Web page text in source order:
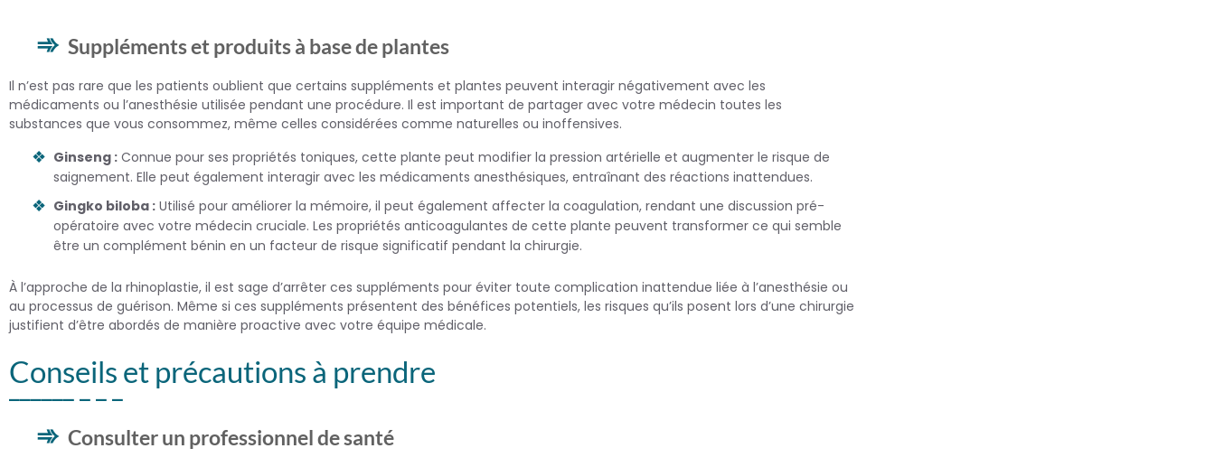
Suppléments et produits à base de plantes
Il n’est pas rare que les patients oublient que certains suppléments et plantes peuvent interagir négativement avec les
médicaments ou l’anesthésie utilisée pendant une procédure. Il est important de partager avec votre médecin toutes les
substances que vous consommez, même celles considérées comme naturelles ou inoffensives.
Ginseng : Connue pour ses propriétés toniques, cette plante peut modifier la pression artérielle et augmenter le risque de
saignement. Elle peut également interagir avec les médicaments anesthésiques, entraînant des réactions inattendues.
Gingko biloba : Utilisé pour améliorer la mémoire, il peut également affecter la coagulation, rendant une discussion pré-
opératoire avec votre médecin cruciale. Les propriétés anticoagulantes de cette plante peuvent transformer ce qui semble
être un complément bénin en un facteur de risque significatif pendant la chirurgie.
À l’approche de la rhinoplastie, il est sage d’arrêter ces suppléments pour éviter toute complication inattendue liée à l’anesthésie ou
au processus de guérison. Même si ces suppléments présentent des bénéfices potentiels, les risques qu’ils posent lors d’une chirurgie
justifient d’être abordés de manière proactive avec votre équipe médicale.
Conseils et précautions à prendre
Consulter un professionnel de santé